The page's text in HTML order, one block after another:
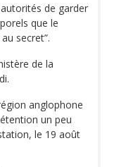
de garder
que le
secret”.
de la
anglophone
un peu
le 19 août